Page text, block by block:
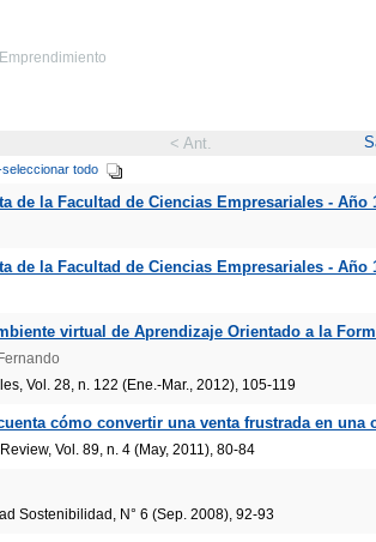
< Ant.
todo
de la Facultad de Ciencias Empresariales - Año
de la Facultad de Ciencias Empresariales - Año
virtual de Aprendizaje Orientado a la
Vol. 28, n. 122 (Ene.-Mar., 2012), 105-119
cómo convertir una venta frustrada en una
Vol. 89, n. 4 (May, 2011), 80-84
Sostenibilidad, N° 6 (Sep. 2008), 92-93